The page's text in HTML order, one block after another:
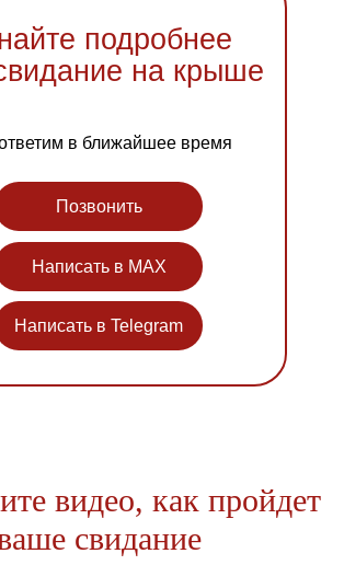
подробнее
на крыше
в ближайшее время
Позвонить
Написать в MAX
Написать в Telegram
видео, как пройдет
свидание